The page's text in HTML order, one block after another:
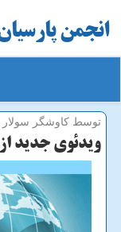
انجمن
توسط كاوشگر سولار
ویدئوی جدید